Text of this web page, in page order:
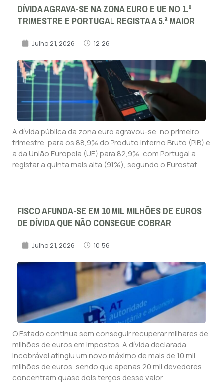
DÍVIDA AGRAVA-SE NA ZONA EURO E UE NO 1.º
TRIMESTRE E PORTUGAL REGISTA A 5.ª MAIOR
Julho 21, 2026 12:26
A dívida pública da zona euro agravou-se, no primeiro
trimestre, para os 88,9% do Produto Interno Bruto (PIB) e
a da União Europeia (UE) para 82,9%, com Portugal a
registar a quinta mais alta (91%), segundo o Eurostat.
FISCO AFUNDA-SE EM 10 MIL MILHÕES DE EUROS
DE DÍVIDA QUE NÃO CONSEGUE COBRAR
Julho 21, 2026 10:56
O Estado continua sem conseguir recuperar milhares de
milhões de euros em impostos. A dívida declarada
incobrável atingiu um novo máximo de mais de 10 mil
milhões de euros, sendo que apenas 20 mil devedores
concentram quase dois terços desse valor.